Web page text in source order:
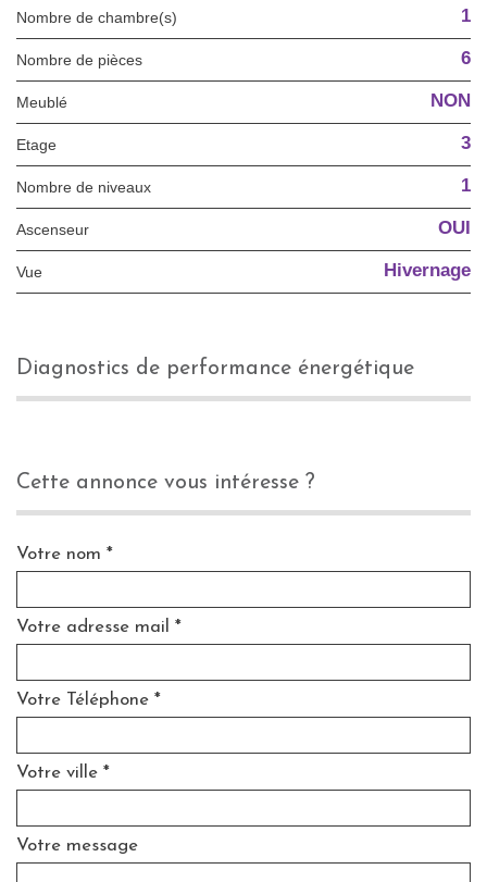
Nombre de chambre(s) 1
Nombre de pièces 6
Meublé NON
Etage 3
Nombre de niveaux 1
Ascenseur OUI
Vue Hivernage
diagnostics de performance énergétique
cette annonce vous intéresse ?
Votre nom *
Votre adresse mail *
Votre Téléphone *
Votre ville *
Votre message